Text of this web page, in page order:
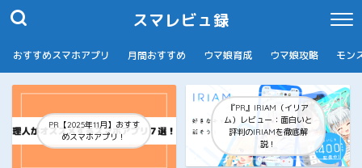
スマレビュ録
おすすめスマホアプリ 月間おすすめ ウマ娘育成 ウマ娘攻略 モン
PR【2025年11月】おすす
めスマホアプリ！
『PR』IRIAM（イリア
ム）レビュー：面白いと
評判のIRIAMを徹底解
説！